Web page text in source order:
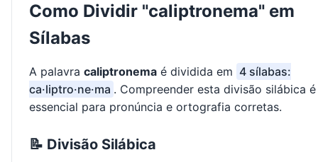
Como Dividir "caliptronema" em
Sílabas
A palavra caliptronema é dividida em 4 sílabas:
ca·liptro·ne·ma . Compreender esta divisão silábica é
essencial para pronúncia e ortografia corretas.
📝 Divisão Silábica